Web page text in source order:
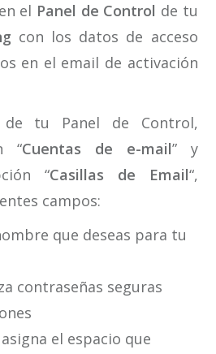
el Panel de Control de tu
con los datos de acceso
en el email de activación
tu Panel de Control,
“Cuentas de e-mail” y
“Casillas de Email“,
campos:
que deseas para tu
contraseñas seguras
el espacio que